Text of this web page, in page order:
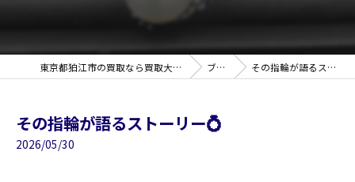
東京都狛江市の買取なら買取大吉 狛江東野川店 ブログ その指輪が語るストーリー💍
その指輪が語るストーリー💍
2026/05/30